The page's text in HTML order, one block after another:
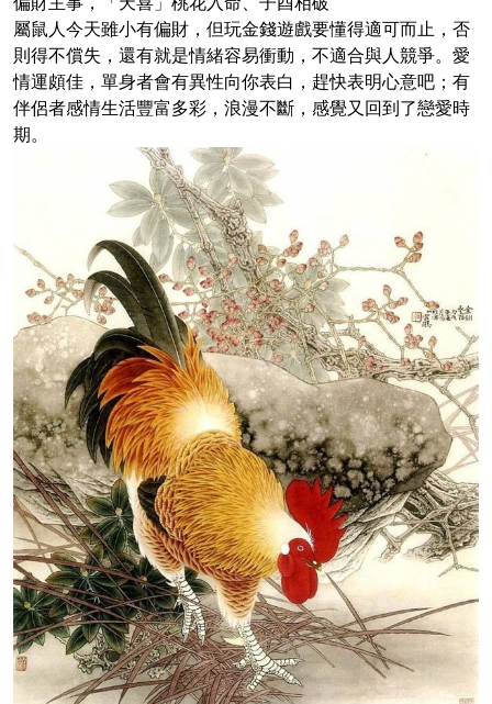
屬鼠人今天雖小有偏財，但玩金錢遊戲要懂得適可而止，否
則得不償失，還有就是情緒容易衝動，不適合與人競爭。愛
情運頗佳，單身者會有異性向你表白，趕快表明心意吧；有
伴侶者感情生活豐富多彩，浪漫不斷，感覺又回到了戀愛時
期。